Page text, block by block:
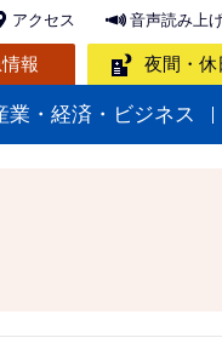
アクセス 音声読み上
報 夜間・休
業・経済・ビジネス